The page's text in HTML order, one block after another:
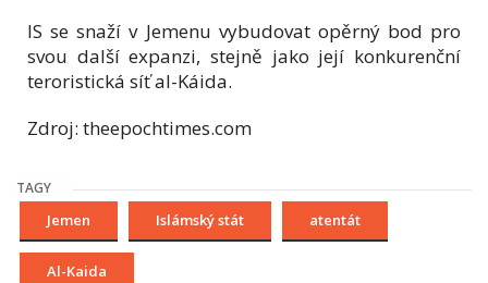
IS se snaží v Jemenu vybudovat opěrný bod pro
svou další expanzi, stejně jako její konkurenční
teroristická síť al-Káida.
Zdroj: theepochtimes.com
TAGY
Jemen Islámský stát atentát
Al-Kaida